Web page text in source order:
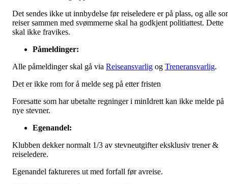
Det sendes ikke ut innbydelse før reiseledere er på plass, og alle
reiser sammen med svømmerne skal ha godkjent politiattest. Dette
skal ikke fravikes.
Påmeldinger:
Alle påmeldinger skal gå via Reiseansvarlig og Treneransvarlig.
Det er ikke rom for å melde seg på etter fristen
Foresatte som har ubetalte regninger i minIdrett kan ikke melde på
nye stevner.
Egenandel:
Klubben dekker normalt 1/3 av stevneutgifter eksklusiv trener &
reiseledere.
Egenandel faktureres ut med forfall før avreise.